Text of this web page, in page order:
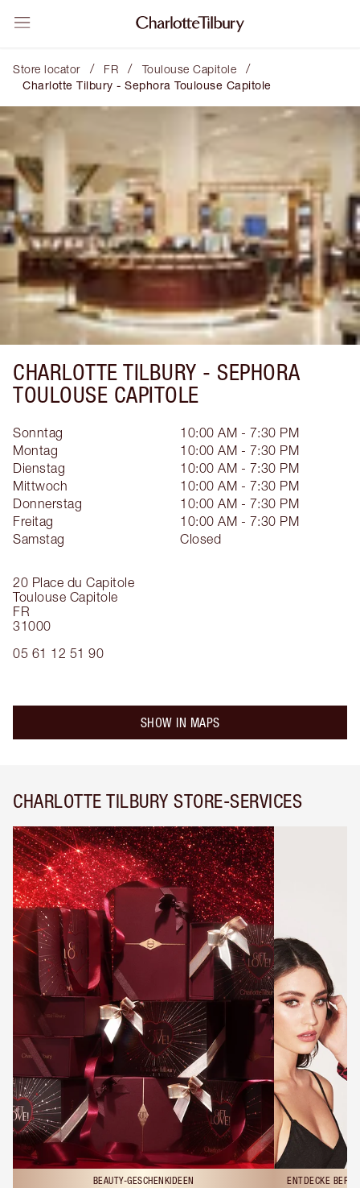
Store locator / FR / Toulouse Capitole /
Charlotte Tilbury - Sephora Toulouse Capitole
CHARLOTTE TILBURY - SEPHORA
TOULOUSE CAPITOLE
20 Place du Capitole
Toulouse Capitole
FR
31000
05 61 12 51 90
Sonntag
10:00 AM - 7:30 PM
Montag
10:00 AM - 7:30 PM
Dienstag
10:00 AM - 7:30 PM
Mittwoch
10:00 AM - 7:30 PM
Donnerstag
10:00 AM - 7:30 PM
Freitag
10:00 AM - 7:30 PM
Samstag
Closed
SHOW IN MAPS
CHARLOTTE TILBURY STORE-SERVICES
BEAUTY-GESCHENKIDEEN ENTDECKE